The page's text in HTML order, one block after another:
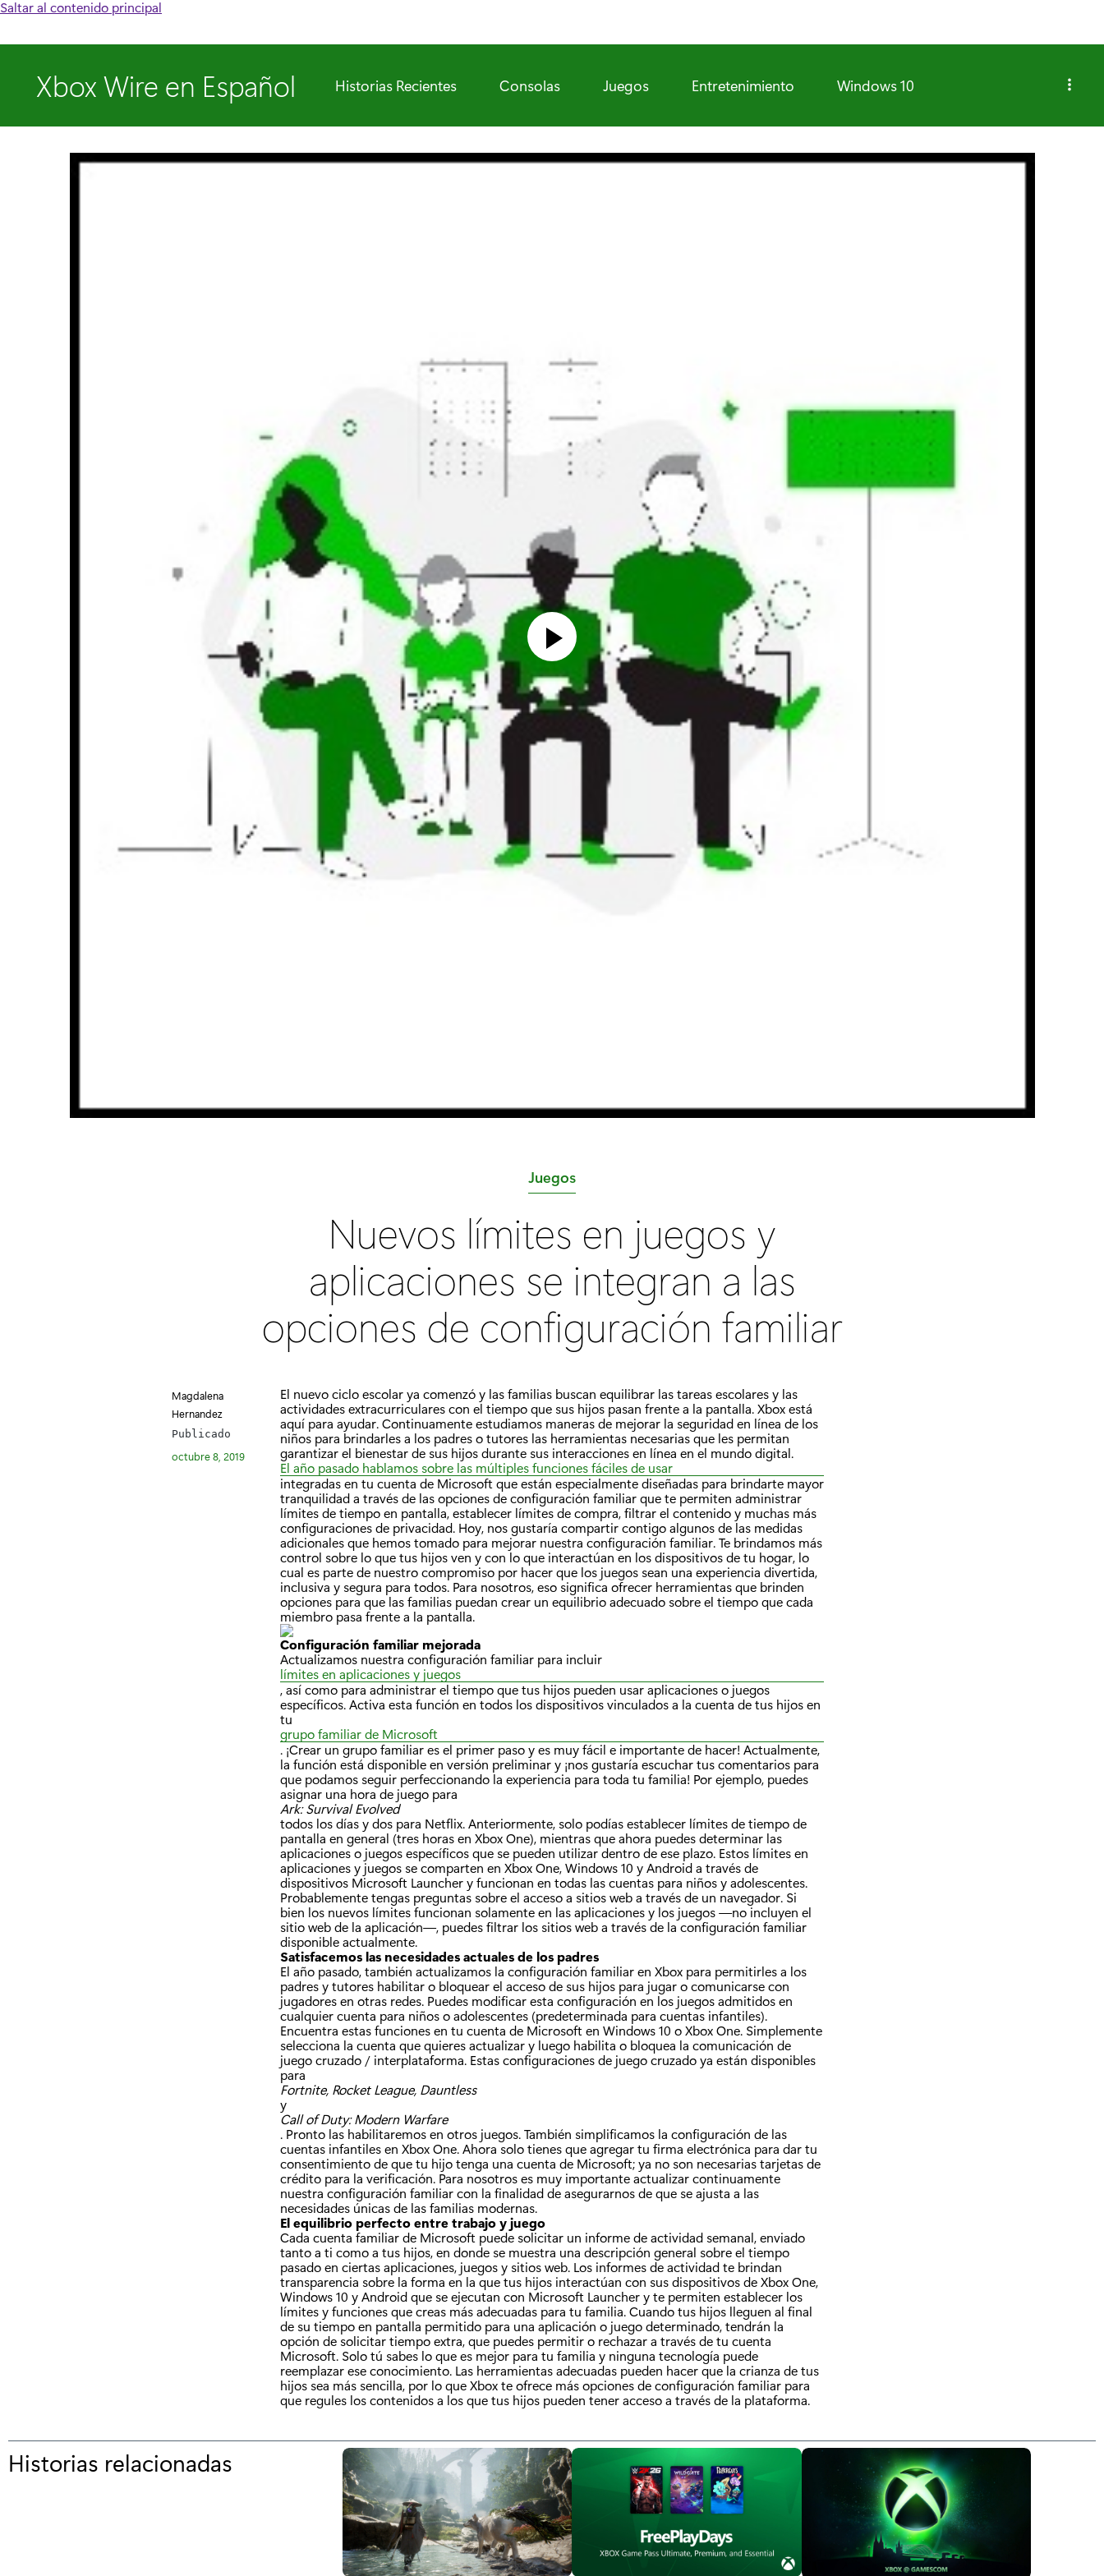
Saltar al contenido principal
Xbox Wire en Español Historias Recientes Consolas Juegos Entretenimiento Windows 10
C
t
e
g
o
r
:
Juegos
Nuevos límites en juegos y
aplicaciones se integran a las
opciones de configuración familiar
Magdalena
Hernandez
Publicado
octubre 8, 2019
El nuevo ciclo escolar ya comenzó y las familias buscan equilibrar las tareas escolares y las
actividades extracurriculares con el tiempo que sus hijos pasan frente a la pantalla. Xbox está
aquí para ayudar. Continuamente estudiamos maneras de mejorar la seguridad en línea de los
niños para brindarles a los padres o tutores las herramientas necesarias que les permitan
garantizar el bienestar de sus hijos durante sus interacciones en línea en el mundo digital.
El año pasado hablamos sobre las múltiples funciones fáciles de usar
integradas en tu cuenta de Microsoft que están especialmente diseñadas para brindarte mayor
tranquilidad a través de las opciones de configuración familiar que te permiten administrar
límites de tiempo en pantalla, establecer límites de compra, filtrar el contenido y muchas más
configuraciones de privacidad. Hoy, nos gustaría compartir contigo algunos de las medidas
adicionales que hemos tomado para mejorar nuestra configuración familiar. Te brindamos más
control sobre lo que tus hijos ven y con lo que interactúan en los dispositivos de tu hogar, lo
cual es parte de nuestro compromiso por hacer que los juegos sean una experiencia divertida,
inclusiva y segura para todos. Para nosotros, eso significa ofrecer herramientas que brinden
opciones para que las familias puedan crear un equilibrio adecuado sobre el tiempo que cada
miembro pasa frente a la pantalla.
Configuración familiar mejorada
Actualizamos nuestra configuración familiar para incluir
límites en aplicaciones y juegos
, así como para administrar el tiempo que tus hijos pueden usar aplicaciones o juegos
específicos. Activa esta función en todos los dispositivos vinculados a la cuenta de tus hijos en
tu
grupo familiar de Microsoft
. ¡Crear un grupo familiar es el primer paso y es muy fácil e importante de hacer! Actualmente,
la función está disponible en versión preliminar y ¡nos gustaría escuchar tus comentarios para
que podamos seguir perfeccionando la experiencia para toda tu familia! Por ejemplo, puedes
asignar una hora de juego para
Ark: Survival Evolved
todos los días y dos para Netflix. Anteriormente, solo podías establecer límites de tiempo de
pantalla en general (tres horas en Xbox One), mientras que ahora puedes determinar las
aplicaciones o juegos específicos que se pueden utilizar dentro de ese plazo. Estos límites en
aplicaciones y juegos se comparten en Xbox One, Windows 10 y Android a través de
dispositivos Microsoft Launcher y funcionan en todas las cuentas para niños y adolescentes.
Probablemente tengas preguntas sobre el acceso a sitios web a través de un navegador. Si
bien los nuevos límites funcionan solamente en las aplicaciones y los juegos —no incluyen el
sitio web de la aplicación—, puedes filtrar los sitios web a través de la configuración familiar
disponible actualmente.
Satisfacemos las necesidades actuales de los padres
El año pasado, también actualizamos la configuración familiar en Xbox para permitirles a los
padres y tutores habilitar o bloquear el acceso de sus hijos para jugar o comunicarse con
jugadores en otras redes. Puedes modificar esta configuración en los juegos admitidos en
cualquier cuenta para niños o adolescentes (predeterminada para cuentas infantiles).
Encuentra estas funciones en tu cuenta de Microsoft en Windows 10 o Xbox One. Simplemente
selecciona la cuenta que quieres actualizar y luego habilita o bloquea la comunicación de
juego cruzado / interplataforma. Estas configuraciones de juego cruzado ya están disponibles
para
Fortnite, Rocket League, Dauntless
y
Call of Duty: Modern Warfare
. Pronto las habilitaremos en otros juegos. También simplificamos la configuración de las
cuentas infantiles en Xbox One. Ahora solo tienes que agregar tu firma electrónica para dar tu
consentimiento de que tu hijo tenga una cuenta de Microsoft; ya no son necesarias tarjetas de
crédito para la verificación. Para nosotros es muy importante actualizar continuamente
nuestra configuración familiar con la finalidad de asegurarnos de que se ajusta a las
necesidades únicas de las familias modernas.
El equilibrio perfecto entre trabajo y juego
Cada cuenta familiar de Microsoft puede solicitar un informe de actividad semanal, enviado
tanto a ti como a tus hijos, en donde se muestra una descripción general sobre el tiempo
pasado en ciertas aplicaciones, juegos y sitios web. Los informes de actividad te brindan
transparencia sobre la forma en la que tus hijos interactúan con sus dispositivos de Xbox One,
Windows 10 y Android que se ejecutan con Microsoft Launcher y te permiten establecer los
límites y funciones que creas más adecuadas para tu familia. Cuando tus hijos lleguen al final
de su tiempo en pantalla permitido para una aplicación o juego determinado, tendrán la
opción de solicitar tiempo extra, que puedes permitir o rechazar a través de tu cuenta
Microsoft. Solo tú sabes lo que es mejor para tu familia y ninguna tecnología puede
reemplazar ese conocimiento. Las herramientas adecuadas pueden hacer que la crianza de tus
hijos sea más sencilla, por lo que Xbox te ofrece más opciones de configuración familiar para
que regules los contenidos a los que tus hijos pueden tener acceso a través de la plataforma.
Historias relacionadas